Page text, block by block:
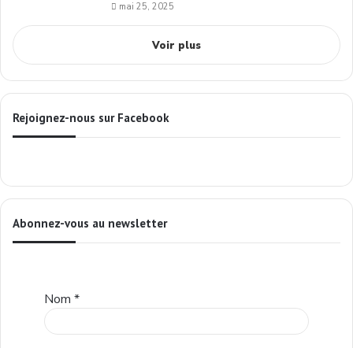
mai 25, 2025
Voir plus
Rejoignez-nous sur Facebook
Abonnez-vous au newsletter
Nom *